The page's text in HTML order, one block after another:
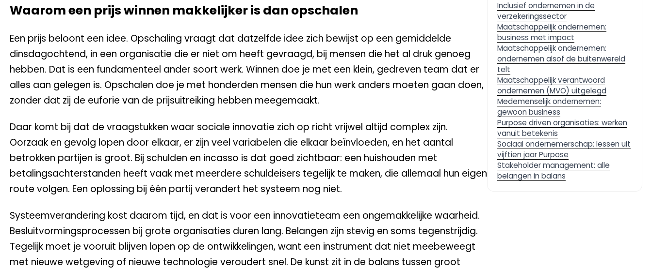
Waarom een prijs winnen makkelijker is dan opschalen
Een prijs beloont een idee. Opschaling vraagt dat datzelfde idee zich bewijst op een gemiddelde
dinsdagochtend, in een organisatie die er niet om heeft gevraagd, bij mensen die het al druk genoeg
hebben. Dat is een fundamenteel ander soort werk. Winnen doe je met een klein, gedreven team dat er
alles aan gelegen is. Opschalen doe je met honderden mensen die hun werk anders moeten gaan doen,
zonder dat zij de euforie van de prijsuitreiking hebben meegemaakt.
Daar komt bij dat de vraagstukken waar sociale innovatie zich op richt vrijwel altijd complex zijn.
Oorzaak en gevolg lopen door elkaar, er zijn veel variabelen die elkaar beïnvloeden, en het aantal
betrokken partijen is groot. Bij schulden en incasso is dat goed zichtbaar: een huishouden met
betalingsachterstanden heeft vaak met meerdere schuldeisers tegelijk te maken, die allemaal hun eigen
route volgen. Een oplossing bij één partij verandert het systeem nog niet.
Systeemverandering kost daarom tijd, en dat is voor een innovatieteam een ongemakkelijke waarheid.
Besluitvormingsprocessen bij grote organisaties duren lang. Belangen zijn stevig en soms tegenstrijdig.
Tegelijk moet je vooruit blijven lopen op de ontwikkelingen, want een instrument dat niet meebeweegt
met nieuwe wetgeving of nieuwe technologie veroudert snel. De kunst zit in de balans tussen groot
Inclusief ondernemen in de
verzekeringssector
Maatschappelijk ondernemen:
business met impact
Maatschappelijk ondernemen:
ondernemen alsof de buitenwereld
telt
Maatschappelijk verantwoord
ondernemen (MVO) uitgelegd
Medemenselijk ondernemen:
gewoon business
Purpose driven organisaties: werken
vanuit betekenis
Sociaal ondernemerschap: lessen uit
vijftien jaar Purpose
Stakeholder management: alle
belangen in balans